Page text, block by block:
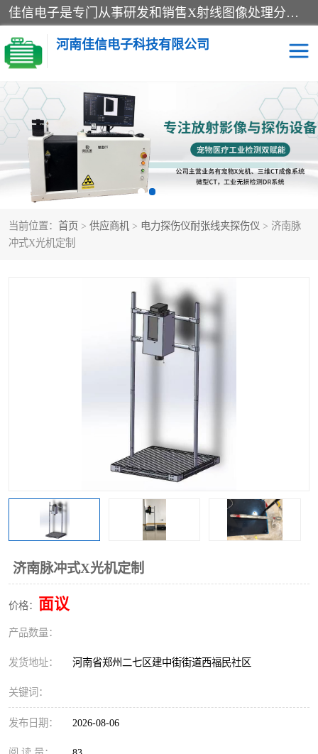
佳信电子是专门从事研发和销售X射线图像处理分析和X射线设备的高端技术公司，先进的图像处理技术帮助用户更加准确的判断图像，为科研和检测提供可靠保证，现有产品包括电力GIS探伤X射线检测系统，电力耐张线夹探伤X射线检测系统，便携式X射线，兽用图像的增强软件工具包，工业和兽用便携式DR，实验室CT，桌面CT等。
河南佳信电子科技有限公司
当前位置： 首页 > 供应商机 > 电力探伤仪耐张线夹探伤仪 > 济南脉
冲式X光机定制
济南脉冲式X光机定制
价格： 面议
产品数量：
发货地址： 河南省郑州二七区建中街街道西福民社区
关键词：
发布日期： 2026-08-06
宠物X光机DR 电力探伤仪GIS探伤仪
电力探伤仪耐张线夹探伤
仪
微焦点射线源
工业CT
C型臂 口腔牙科X光机DR